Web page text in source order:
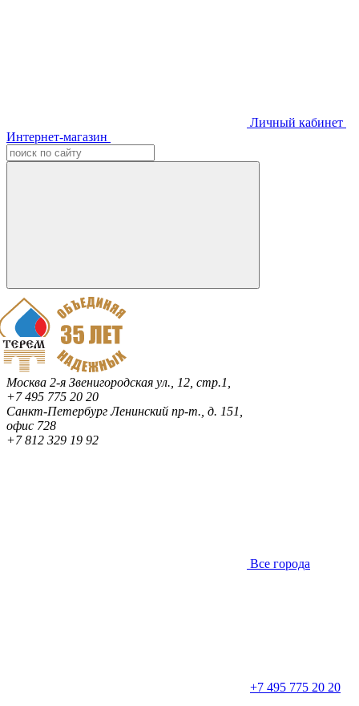
Личный кабинет
Интернет-магазин
Москва 2-я Звенигородская ул., 12, стр.1,
+7 495 775 20 20
Санкт-ПетербургЛенинский пр-т., д. 151,
офис 728
+7 812 329 19 92
Все города
+7 495 775 20 20